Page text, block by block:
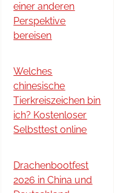
einer anderen
Perspektive
bereisen
Welches
chinesische
Tierkreiszeichen bin
ich? Kostenloser
Selbsttest online
Drachenbootfest
2026 in China und